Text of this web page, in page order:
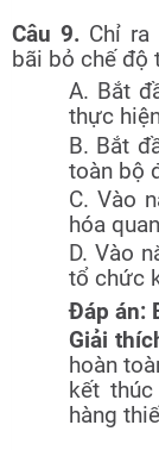
Câu 9. Chỉ
bãi bỏ chế độ
A. Bắt
thực
B. Bắt
toàn bộ
C. Vào
hóa
D. Vào
tổ chức
Đáp án:
Giải
hoàn
kết
hàng